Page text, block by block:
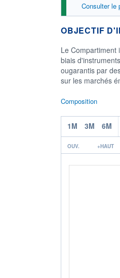
Consulter le
OBJECTIF
Le Compartiment
biais
ougarantis par
sur les marchés
Composition
1M 3M 6M
OUV. +HAUT